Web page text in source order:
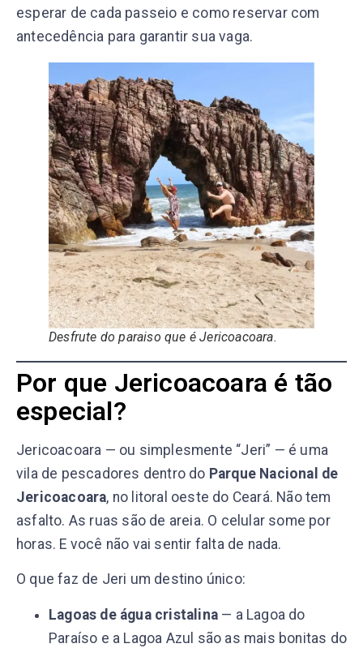
esperar de cada passeio e como reservar com
antecedência para garantir sua vaga.
Desfrute do paraiso que é Jericoacoara.
Por que Jericoacoara é tão
especial?
Jericoacoara — ou simplesmente “Jeri” — é uma
vila de pescadores dentro do Parque Nacional de
Jericoacoara, no litoral oeste do Ceará. Não tem
asfalto. As ruas são de areia. O celular some por
horas. E você não vai sentir falta de nada.
O que faz de Jeri um destino único:
Lagoas de água cristalina — a Lagoa do
Paraíso e a Lagoa Azul são as mais bonitas do